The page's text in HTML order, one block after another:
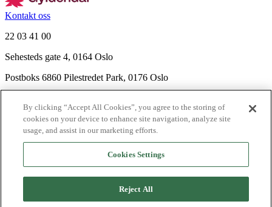
Kontakt oss
22 03 41 00
Sehesteds gate 4, 0164 Oslo
Postboks 6860 Pilestredet Park, 0176 Oslo
Nyhetsbrev
Ledige stillinger
Send inn manus
Agency
By clicking “Accept All Cookies”, you agree to the storing of
cookies on your device to enhance site navigation, analyze site
usage, and assist in our marketing efforts.
Cookies Settings
Reject All